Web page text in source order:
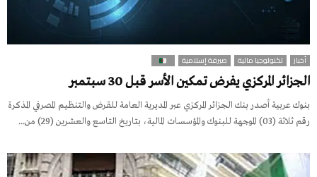
أخبار تكنولوجيا مالية صيرفة إسلامية
الجزائر المركزي يفرض تمكين الأسر قبل 30 سبتمبر
بنوك عربية ​أصدر بنك الجزائر المركزي عبر المديرية العامة للقرض والتنظيم المصرفي المذكرة
رقم ثلاثة (03) الموجهة للبنوك والمؤسسات المالية، بتاريخ التاسع والعشرين (29) من...